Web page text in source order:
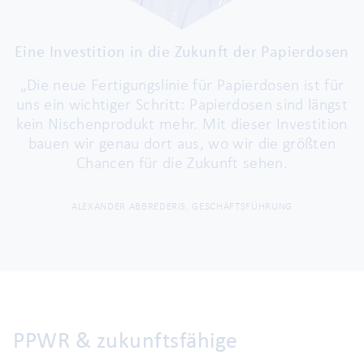
Eine Investition in die Zukunft der Papierdosen
„Die neue Fertigungslinie für Papierdosen ist für
uns ein wichtiger Schritt: Papierdosen sind längst
kein Nischenprodukt mehr. Mit dieser Investition
bauen wir genau dort aus, wo wir die größten
Chancen für die Zukunft sehen.
ALEXANDER ABBREDERIS, GESCHÄFTSFÜHRUNG
PPWR & zukunftsfähige